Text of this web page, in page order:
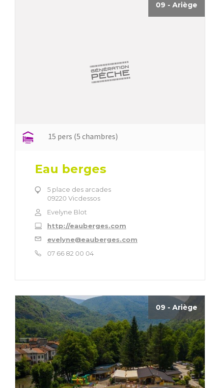
09 - Ariège
15 pers (5 chambres)
Eau berges
5 place des arcades
09220 Vicdessos
Evelyne Blot
http://eauberges.com
evelyne@eauberges.com
07 66 82 00 04
09 - Ariège